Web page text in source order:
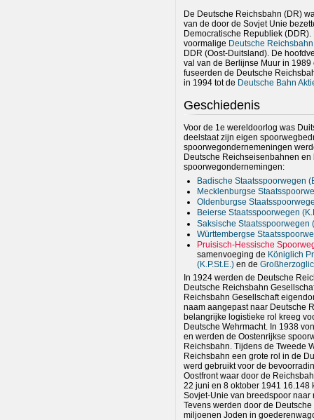
De Deutsche Reichsbahn (DR)
van de door de Sovjet Unie
Democratische Republiek
voormalige Deutsche Reichsbahn
DDR (Oost-Duitsland). De
val van de Berlijnse Muur in
fuseerden de Deutsche
in 1994 tot de Deutsche Bahn
Geschiedenis
Voor de 1e wereldoorlog was
deelstaat zijn eigen
spoorwegondernemeningen
Deutsche Reichseisenbahnen
spoorwegondernemingen:
Badische Staatsspoorwegen
Mecklenburgse
Oldenburgse
Beierse Staatsspoorwegen
Saksische Staatsspoorwegen
Württembergse
Pruisisch-Hessische
samenvoeging de Königlich
(K.P.St.E.) en de
In 1924 werden de Deutsche
Deutsche Reichsbahn
Reichsbahn Gesellschaft
naam aangepast naar Deutsche
belangrijke logistieke rol kreeg
Deutsche Wehrmacht. In 1938
en werden de Oostenrijkse
Reichsbahn. Tijdens de Tweede
Reichsbahn een grote rol in de
werd gebruikt voor de
Oostfront waar door de
22 juni en 8 oktober 1941
Sovjet-Unie van breedspoor
Tevens werden door de
miljoenen Joden in